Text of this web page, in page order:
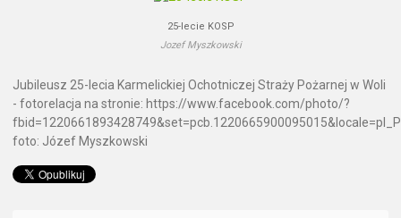
25-lecie KOSP
Jozef Myszkowski
Jubileusz 25-lecia Karmelickiej Ochotniczej Straży Pożarnej w Woli
- fotorelacja na stronie: https://www.facebook.com/photo/?
foto: Józef Myszkowski